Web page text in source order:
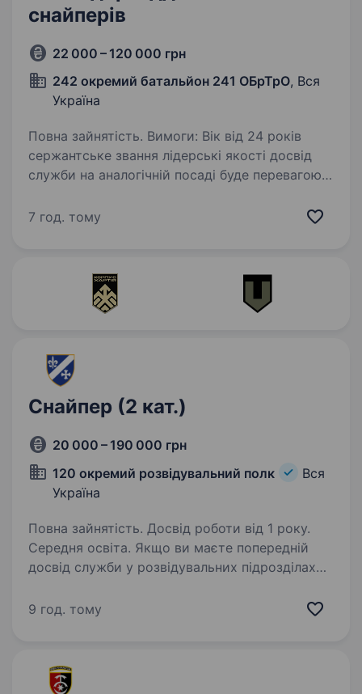
снайперів
22 000 – 120 000 грн
242 окремий батальйон 241 ОБрТрО, Вся
Україна
Повна зайнятість. Вимоги: Вік від 24 років
сержантське звання лідерські якості досвід
служби на аналогічній посаді буде перевагою
за морально-психологічними та фізичними
7 год. тому
Снайпер (2 кат.)
20 000 – 190 000 грн
120 окремий розвідувальний полк
Вся
Україна
Повна зайнятість. Досвід роботи від 1 року.
Середня освіта. Якщо ви маєте попередній
досвід служби у розвідувальних підрозділах
готові до тривалих відряджень та складних
9 год. тому